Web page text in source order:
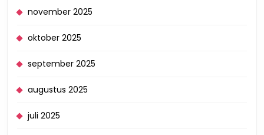
november 2025
oktober 2025
september 2025
augustus 2025
juli 2025